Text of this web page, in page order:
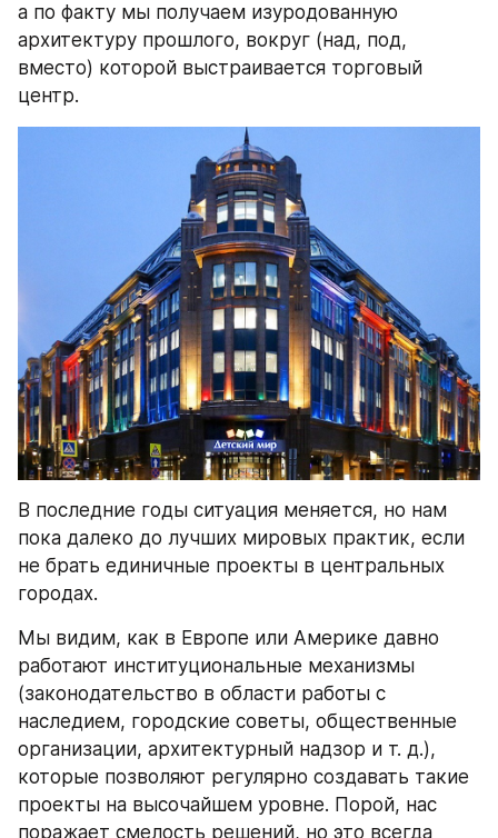
а по факту мы получаем изуродованную
архитектуру прошлого, вокруг (над, под,
вместо) которой выстраивается торговый
центр.
В последние годы ситуация меняется, но нам
пока далеко до лучших мировых практик, если
не брать единичные проекты в центральных
городах.
Мы видим, как в Европе или Америке давно
работают институциональные механизмы
(законодательство в области работы с
наследием, городские советы, общественные
организации, архитектурный надзор и т. д.),
которые позволяют регулярно создавать такие
проекты на высочайшем уровне. Порой, нас
поражает смелость решений, но это всегда